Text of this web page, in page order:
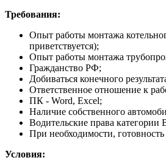
Требования:
Опыт работы монтажа
приветствуется);
Опыт работы монтажа
Гражданство РФ;
Добиваться конечного
Ответственное отношение к
ПК - Word, Excel;
Наличие собственного
Водительские права категории
При необходимости,
Условия: